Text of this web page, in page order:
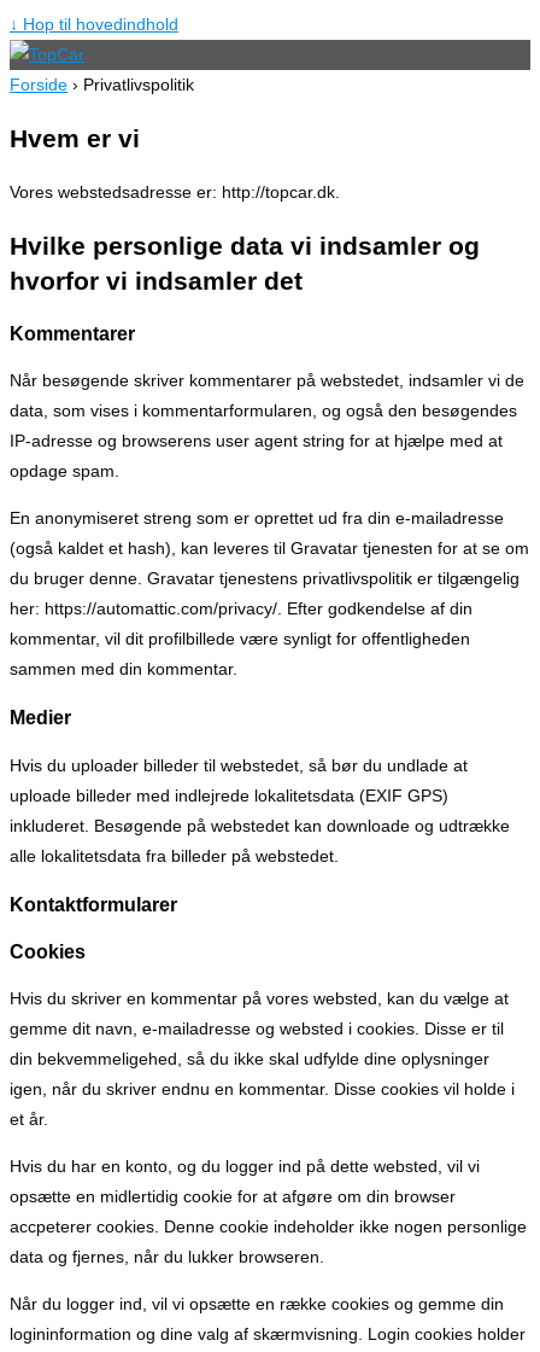
↓ Hop til hovedindhold
Forside › Privatlivspolitik
Hvem er vi
Vores webstedsadresse er: http://topcar.dk.
Hvilke personlige data vi indsamler og
hvorfor vi indsamler det
Kommentarer
Når besøgende skriver kommentarer på webstedet, indsamler vi de
data, som vises i kommentarformularen, og også den besøgendes
IP-adresse og browserens user agent string for at hjælpe med at
opdage spam.
En anonymiseret streng som er oprettet ud fra din e-mailadresse
(også kaldet et hash), kan leveres til Gravatar tjenesten for at se om
du bruger denne. Gravatar tjenestens privatlivspolitik er tilgængelig
her: https://automattic.com/privacy/. Efter godkendelse af din
kommentar, vil dit profilbillede være synligt for offentligheden
sammen med din kommentar.
Medier
Hvis du uploader billeder til webstedet, så bør du undlade at
uploade billeder med indlejrede lokalitetsdata (EXIF GPS)
inkluderet. Besøgende på webstedet kan downloade og udtrække
alle lokalitetsdata fra billeder på webstedet.
Kontaktformularer
Cookies
Hvis du skriver en kommentar på vores websted, kan du vælge at
gemme dit navn, e-mailadresse og websted i cookies. Disse er til
din bekvemmeligehed, så du ikke skal udfylde dine oplysninger
igen, når du skriver endnu en kommentar. Disse cookies vil holde i
et år.
Hvis du har en konto, og du logger ind på dette websted, vil vi
opsætte en midlertidig cookie for at afgøre om din browser
accpeterer cookies. Denne cookie indeholder ikke nogen personlige
data og fjernes, når du lukker browseren.
Når du logger ind, vil vi opsætte en række cookies og gemme din
logininformation og dine valg af skærmvisning. Login cookies holder